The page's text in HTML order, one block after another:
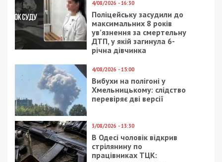
18/04/2025 - 20:27
Ліжка для ЗСУ за
завищеними цінами:
на Вінниччині викрито
схему на 2,7 млн грн
8/10/2024 - 14:00
Екскерівника
Одеського ТЦК
судитимуть за